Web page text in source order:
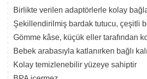
Birlikte verilen adaptörlerle kolay
Şekillendirilmiş bardak tutucu, çeşitli
Gömme kâse, küçük eller tarafından
Bebek arabasıyla katlanırken bağlı
Kolay temizlenebilir yüzeye sahiptir